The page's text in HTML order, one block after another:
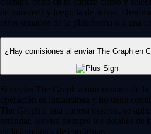
de transferir y luego la de retirar. Desde
otros usuarios de la plataforma o a una
¿Hay comisiones al enviar The Graph en
Si envías The Graph a otro usuario de
operación es instantánea y no tiene
The Graph a una cartera externa, se
estándar. Revisa siempre los detalles de
en la app antes de confirmar.